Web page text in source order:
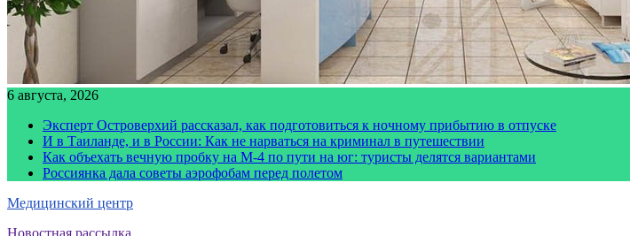
6 августа, 2026
Эксперт Островерхий рассказал, как подготовиться к ночному прибытию в отпуске
И в Таиланде, и в России: Как не нарваться на криминал в путешествии
Как объехать вечную пробку на М-4 по пути на юг: туристы делятся вариантами
Россиянка дала советы аэрофобам перед полетом
Медицинский центр
Новостная рассылка